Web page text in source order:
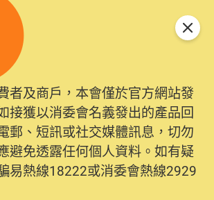
者及商戶，本會僅於官方網站發
接獲以消委會名義發出的產品回
郵、短訊或社交媒體訊息，切勿
避免透露任何個人資料。如有疑
易熱線18222或消委會熱線2929
關閉